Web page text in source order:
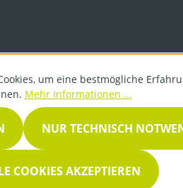
um eine bestmögliche
Mehr Informationen ...
NUR TECHNISCH
COOKIES AKZEPTIEREN